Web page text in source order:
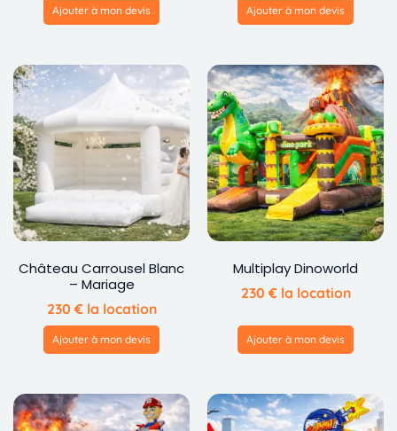
Ajouter à mon devis Ajouter à mon devis
Château Carrousel Blanc
– Mariage
230 €la location
Ajouter à mon devis
Multiplay Dinoworld
230 €la location
Ajouter à mon devis